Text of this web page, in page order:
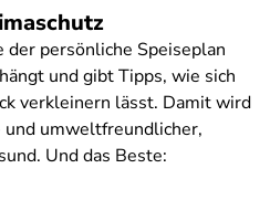
persönliche Speiseplan
und gibt Tipps, wie sich
verkleinern lässt. Damit wird
und umweltfreundlicher,
Und das Beste: